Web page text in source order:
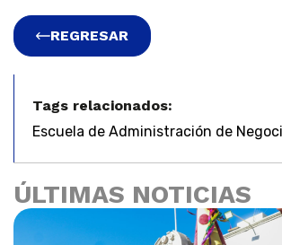
REGRESAR
Tags relacionados:
Escuela de Administración de
ÚLTIMAS NOTICIAS